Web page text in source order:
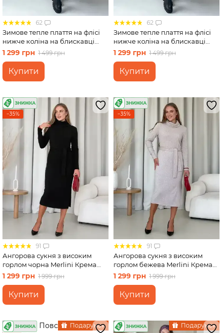
62
Зимове тепле плаття на флісі
нижче коліна на блискавці
чорний Merlini Антоні
700001041, розмір 42-44 (S-M)
1 299 грн 1 499 грн
Купити
62
Зимове тепле плаття на флісі
нижче коліна на блискавці
чорний Merlini Антоні
700001041, розмір 46-48 (L-XL)
1 299 грн 1 499 грн
Купити
−35%
91
Ангорова сукня з високим
горлом чорна Merlini Крема
700001741 розмір S-M
1 299 грн 1 999 грн
Купити
−35%
91
Ангорова сукня з високим
горлом бежева Merlini Крема
700001742 розмір S-M
1 299 грн 1 999 грн
Купити
Подарунок Подарунок